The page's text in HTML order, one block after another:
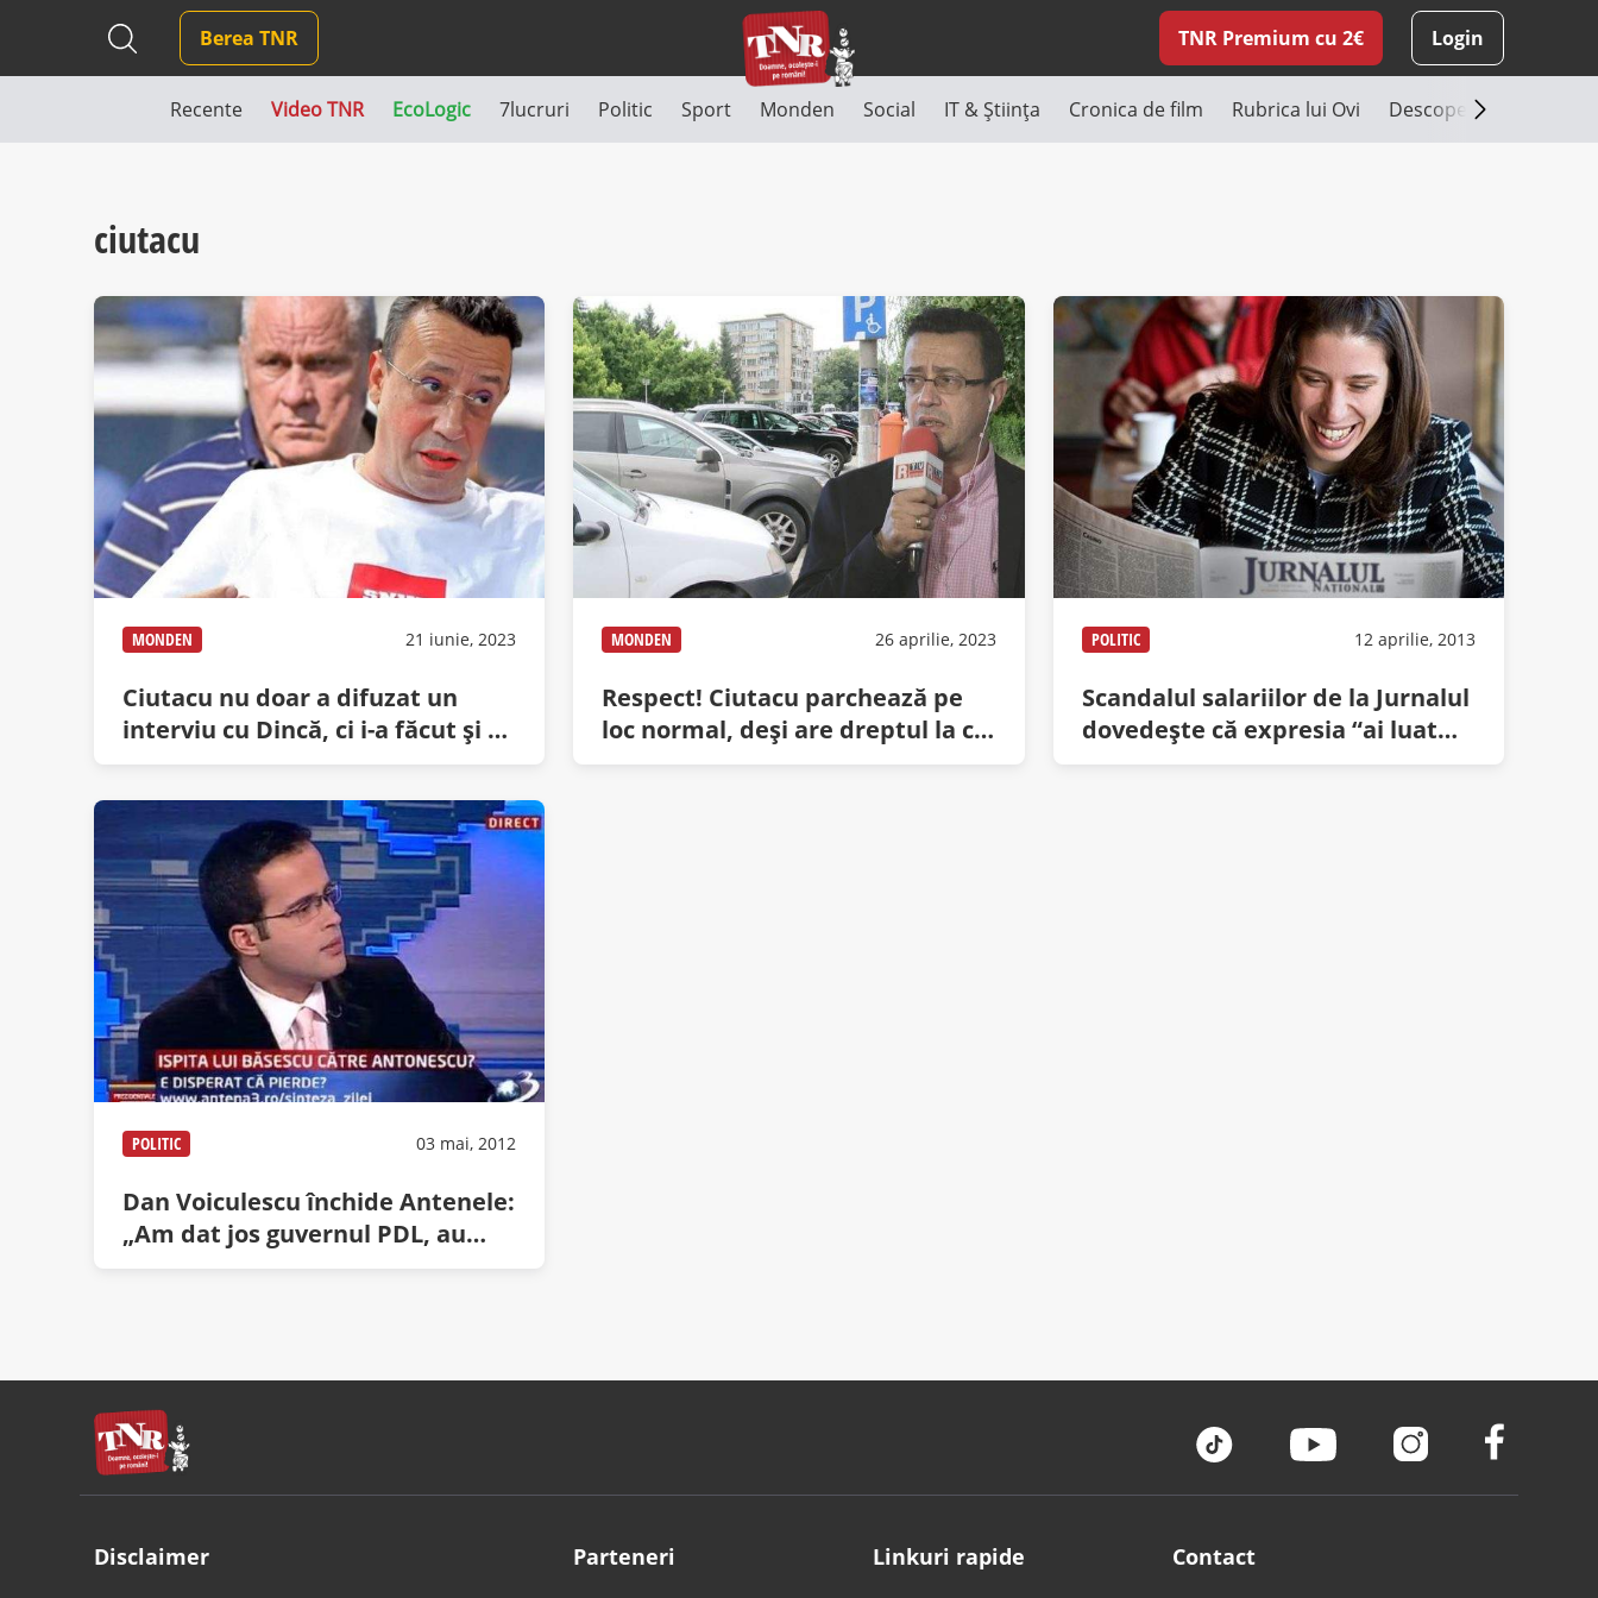
Berea TNR TNR Premium cu 2€ Login
Recente Video TNR EcoLogic 7lucruri Politic Sport Monden Social IT & Știința Cronica de film Rubrica lui Ovi Descoperă România
ciutacu
MONDEN 21 iunie, 2023
Ciutacu nu doar a difuzat un
interviu cu Dincă, ci i-a făcut și o
vizită conjugală
MONDEN 26 aprilie, 2023
Respect! Ciutacu parchează pe
loc normal, deși are dreptul la cel
de handicapați
POLITIC 12 aprilie, 2013
Scandalul salariilor de la Jurnalul
dovedeşte că expresia “ai luat
bani de la Voiculescu” e un mit
POLITIC 03 mai, 2012
Dan Voiculescu închide Antenele:
„Am dat jos guvernul PDL, au
devenit inutile”
Disclaimer Parteneri Linkuri rapide Contact